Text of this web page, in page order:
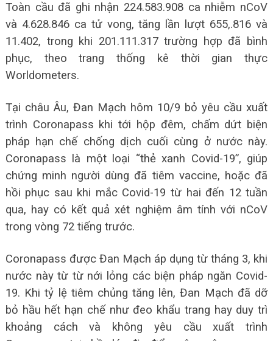
Toàn cầu đã ghi nhận 224.583.908 ca nhiễm nCoV
và 4.628.846 ca tử vong, tăng lần lượt 655,.816 và
11.402, trong khi 201.111.317 trường hợp đã bình
phục, theo trang thống kê thời gian thực
Worldometers.
Tại châu Âu, Đan Mạch hôm 10/9 bỏ yêu cầu xuất
trình Coronapass khi tới hộp đêm, chấm dứt biện
pháp hạn chế chống dịch cuối cùng ở nước này.
Coronapass là một loại “thẻ xanh Covid-19”, giúp
chứng minh người dùng đã tiêm vaccine, hoặc đã
hồi phục sau khi mắc Covid-19 từ hai đến 12 tuần
qua, hay có kết quả xét nghiệm âm tính với nCoV
trong vòng 72 tiếng trước.
Coronapass được Đan Mạch áp dụng từ tháng 3, khi
nước này từ từ nới lỏng các biện pháp ngăn Covid-
19. Khi tỷ lệ tiêm chủng tăng lên, Đan Mạch đã dỡ
bỏ hầu hết hạn chế như đeo khẩu trang hay duy trì
khoảng cách và không yêu cầu xuất trình